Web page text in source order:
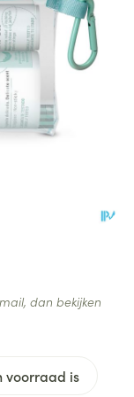
voorraad is
dan bekijken